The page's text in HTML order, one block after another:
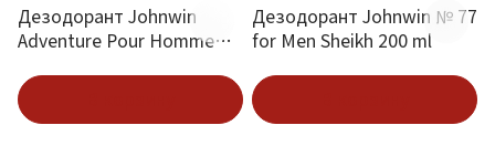
Дезодорант Johnwin
Adventure Pour Homme
Дезодорант Johnwin № 77
for Men Sheikh 200 ml